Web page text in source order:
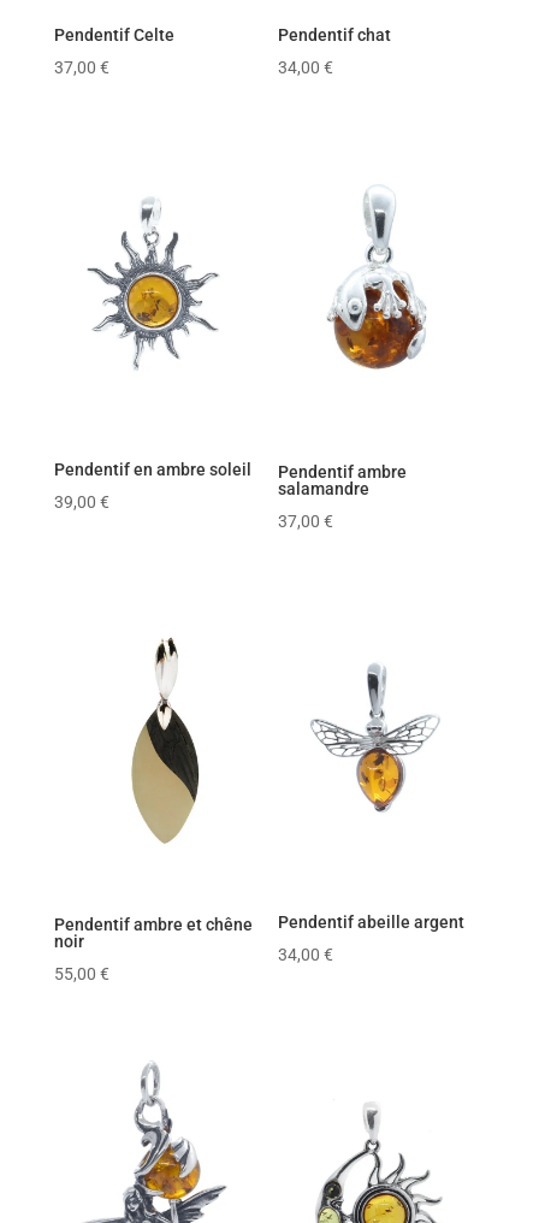
Pendentif Celte
37,00 €
Pendentif chat
34,00€
Pendentif en ambre soleil
39,00 €
Pendentif ambre
salamandre
37,00€
Pendentif ambre et chêne
noir
55,00 €
Pendentif abeille argent
34,00€